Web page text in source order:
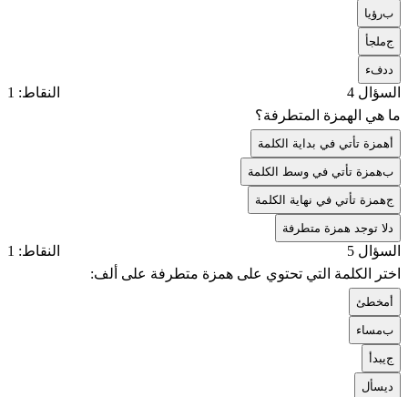
برؤيا
جملجأ
دفء
السؤال 4
النقاط: 1
ما هي الهمزة المتطرفة؟
همزة تأتي في بداية الكلمة
بهمزة تأتي في وسط الكلمة
جهمزة تأتي في نهاية الكلمة
لا توجد همزة متطرفة
السؤال 5
النقاط: 1
اختر الكلمة التي تحتوي على همزة متطرفة على ألف:
مخطئ
بمساء
جيبدأ
يسأل